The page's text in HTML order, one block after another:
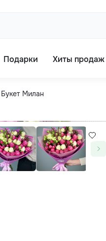
Подарки Хиты продаж
Букет Милан